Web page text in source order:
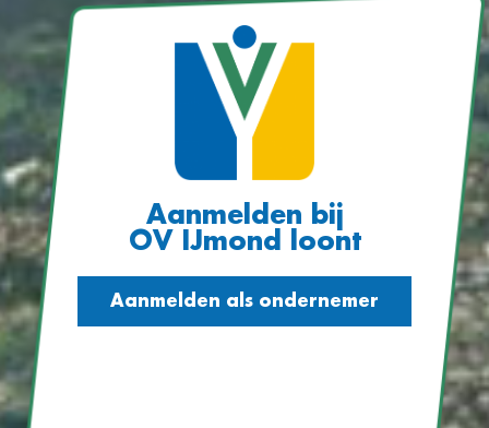
Aanmelden bij
OV IJmond loont
Aanmelden als ondernemer